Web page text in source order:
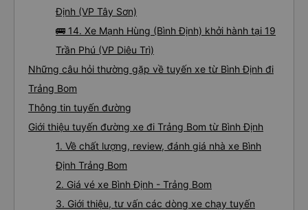
Định (VP Tây Sơn)
🚌 14. Xe Mạnh Hùng (Bình Định) khởi hành tại 19
Trần Phú (VP Diêu Trì)
Những câu hỏi thường gặp về tuyến xe từ Bình Định đi
Trảng Bom
Thông tin tuyến đường
Giới thiệu tuyến đường xe đi Trảng Bom từ Bình Định
1. Về chất lượng, review, đánh giá nhà xe Bình
Định Trảng Bom
2. Giá vé xe Bình Định - Trảng Bom
3. Giới thiệu, tư vấn các dòng xe chạy tuyến